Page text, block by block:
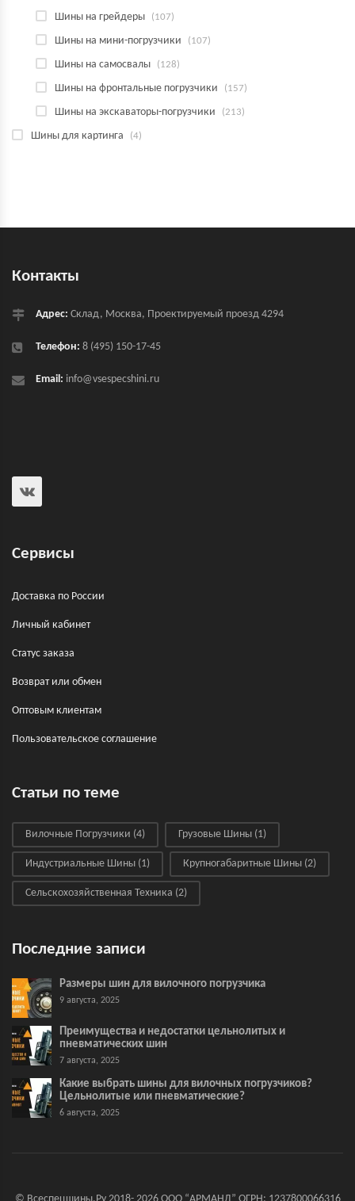
Шины на грейдеры (107)
Шины на мини-погрузчики (107)
Шины на самосвалы (128)
Шины на фронтальные погрузчики (157)
Шины на экскаваторы-погрузчики (213)
Шины для картинга (4)
Контакты
Адрес: Склад, Москва, Проектируемый проезд 4294
Телефон: 8 (495) 150-17-45
Email: info@vsespecshini.ru
Сервисы
Доставка по России
Личный кабинет
Статус заказа
Возврат или обмен
Оптовым клиентам
Пользовательское соглашение
Статьи по теме
Вилочные Погрузчики (4) Грузовые Шины (1)
Индустриальные Шины (1) Крупногабаритные Шины (2)
Сельскохозяйственная Техника (2)
Последние записи
Размеры шин для вилочного погрузчика
9 августа, 2025
Преимущества и недостатки цельнолитых и
пневматических шин
7 августа, 2025
Какие выбрать шины для вилочных погрузчиков?
Цельнолитые или пневматические?
6 августа, 2025